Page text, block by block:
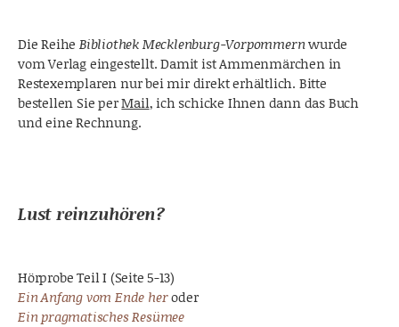
Die Reihe Bibliothek Mecklenburg-Vorpommernwurde
vom Verlag eingestellt. Damit ist Ammenmärchen in
Restexemplaren nur bei mir direkt erhältlich. Bitte
bestellen Sie perMail, ich schicke Ihnen dann das Buch
und eine Rechnung.
Lust reinzuhören?
Hörprobe Teil I (Seite 5-13)
Ein Anfang vom Ende heroder
Ein pragmatisches Resümee